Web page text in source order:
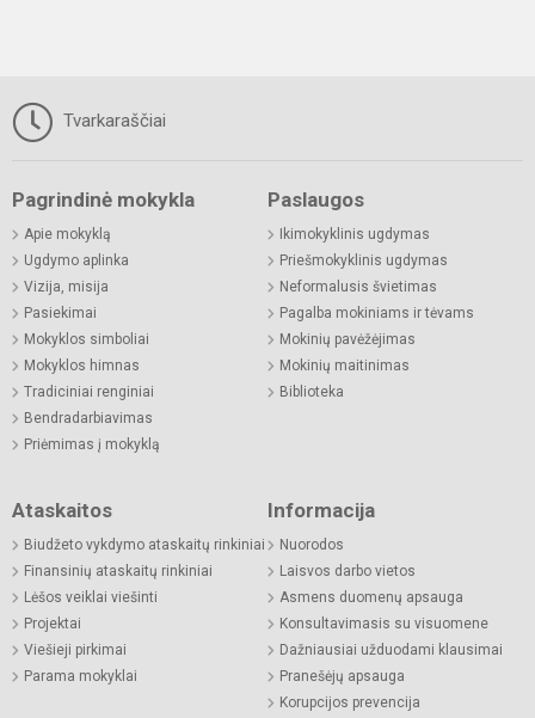
Tvarkaraščiai
Pagrindinė mokykla
Apie mokyklą
Ugdymo aplinka
Vizija, misija
Pasiekimai
Mokyklos simboliai
Mokyklos himnas
Tradiciniai renginiai
Bendradarbiavimas
Priėmimas į mokyklą
Paslaugos
Ikimokyklinis ugdymas
Priešmokyklinis ugdymas
Neformalusis švietimas
Pagalba mokiniams ir tėvams
Mokinių pavėžėjimas
Mokinių maitinimas
Biblioteka
Ataskaitos
Biudžeto vykdymo ataskaitų rinkiniai
Finansinių ataskaitų rinkiniai
Lėšos veiklai viešinti
Projektai
Viešieji pirkimai
Parama mokyklai
Informacija
Nuorodos
Laisvos darbo vietos
Asmens duomenų apsauga
Konsultavimasis su visuomene
Dažniausiai užduodami klausimai
Pranešėjų apsauga
Korupcijos prevencija